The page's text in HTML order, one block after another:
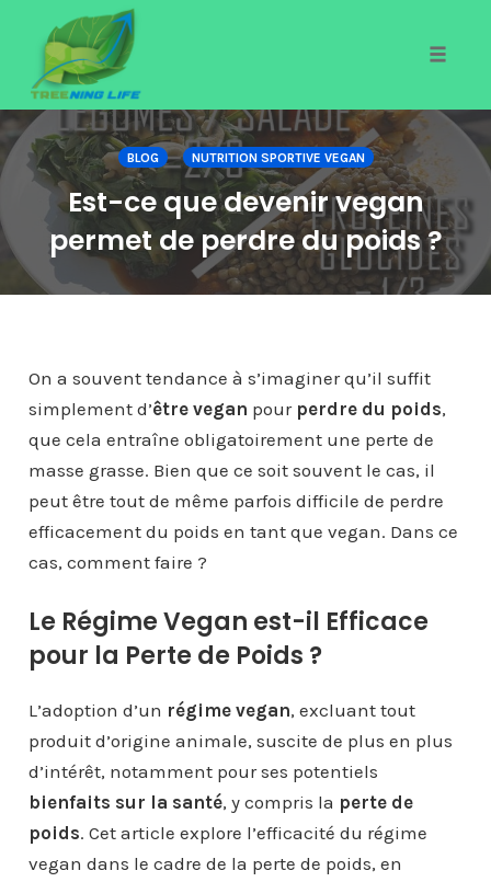
Skip
to
content
BLOG NUTRITION SPORTIVE VEGAN
Est-ce que devenir vegan
permet de perdre du poids ?
On a souvent tendance à s’imaginer qu’il suffit
simplement d’être vegan pour perdre du poids,
que cela entraîne obligatoirement une perte de
masse grasse. Bien que ce soit souvent le cas, il
peut être tout de même parfois difficile de perdre
efficacement du poids en tant que vegan. Dans ce
cas, comment faire ?
Le Régime Vegan est-il Efficace
pour la Perte de Poids ?
L’adoption d’un régime vegan, excluant tout
produit d’origine animale, suscite de plus en plus
d’intérêt, notamment pour ses potentiels
bienfaits sur la santé, y compris la perte de
poids. Cet article explore l’efficacité du régime
vegan dans le cadre de la perte de poids, en